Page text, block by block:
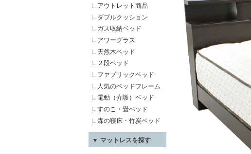
アウトレット商品
ダブルクッション
ガス収納ベッド
アワーグラス
天然木ベッド
２段ベッド
ファブリックベッド
人気のベッドフレーム
電動（介護）ベッド
すのこ・畳ベッド
森の寝床・竹炭ベッド
▼ マットレスを探す